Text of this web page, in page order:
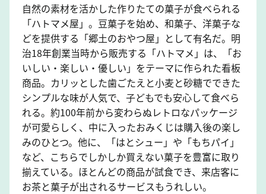
自然の素材を活かした作りたての菓子が食べられる
「ハトマメ屋」。豆菓子を始め、和菓子、洋菓子な
どを提供する「郷土のおやつ屋」として有名だ。明
治18年創業当時から販売する「ハトマメ」は、「お
いしい・楽しい・優しい」をテーマに作られた看板
商品。カリッとした歯ごたえと小麦と砂糖でできた
シンプルな味が人気で、子どもでも安心して食べら
れる。約100年前から変わらぬレトロなパッケージ
が可愛らしく、中に入ったおみくじは購入後の楽し
みのひとつ。他に、「はとシュー」や「もちパイ」
など、こちらでしかしか買えない菓子を豊富に取り
揃えている。ほとんどの商品が試食でき、来店客に
お茶と菓子が出されるサービスもうれしい。